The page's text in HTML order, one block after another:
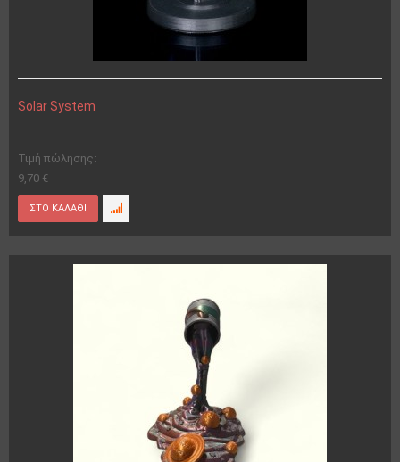
Solar System
Τιμή πώλησης:
9,70 €